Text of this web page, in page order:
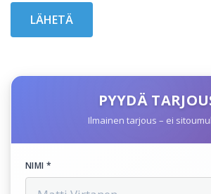
PYYDÄ
Ilmainen tarjous – ei
NIMI *